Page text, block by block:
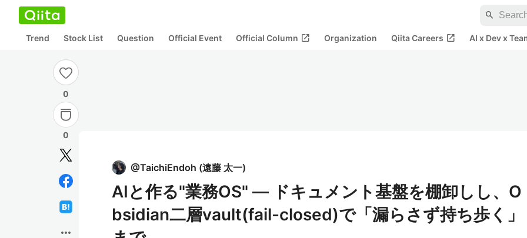
search
Trend Stock List Question Official Event Official Column open_in_new Organization Qiita Careers open_in_new AI x Dev x
0
0
more_horiz
@TaichiEndoh (遠藤 太一)
AIと作る"業務OS" — ドキュメント基盤を棚卸しし、O
bsidian二層vault(fail-closed)で「漏らさず持ち歩く」